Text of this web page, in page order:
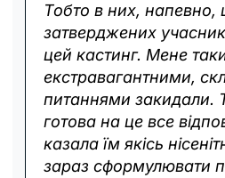
Тобто в них, напевно,
затверджених
цей кастинг. Мене
екстравагантними,
питаннями закидали.
готова на це все
казала їм якісь
зараз сформулювати